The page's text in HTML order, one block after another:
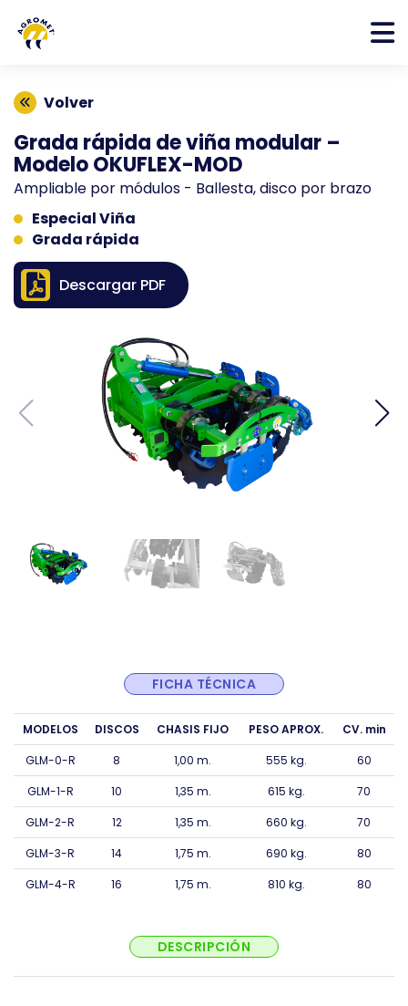
Volver
Grada rápida de viña modular –
Modelo OKUFLEX-MOD
Ampliable por módulos - Ballesta, disco por brazo
Especial Viña
Grada rápida
Descargar PDF
FICHA TÉCNICA
MODELOS DISCOS CHASIS FIJO PESO APROX.
CV. min
GLM-0-R
8 1,00 m. 555 kg.
60
GLM-1-R
10 1,35 m. 615 kg.
70
GLM-2-R
12 1,35 m. 660 kg.
70
GLM-3-R
14 1,75 m. 690 kg.
80
GLM-4-R
16 1,75 m. 810 kg. 80
DESCRIPCIÓN